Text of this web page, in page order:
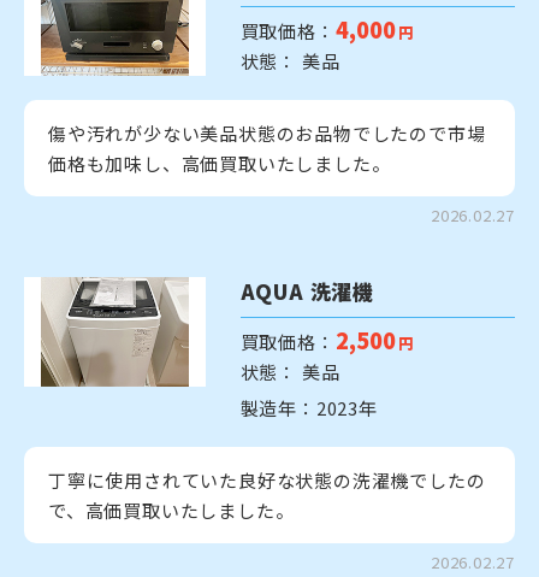
買取価格： 4,000 円
状態： 美品
傷や汚れが少ない美品状態のお品物でしたので市場
価格も加味し、高価買取いたしました。
2026.02.27
AQUA 洗濯機
買取価格： 2,500 円
状態： 美品
製造年：2023年
丁寧に使用されていた良好な状態の洗濯機でしたの
で、高価買取いたしました。
2026.02.27